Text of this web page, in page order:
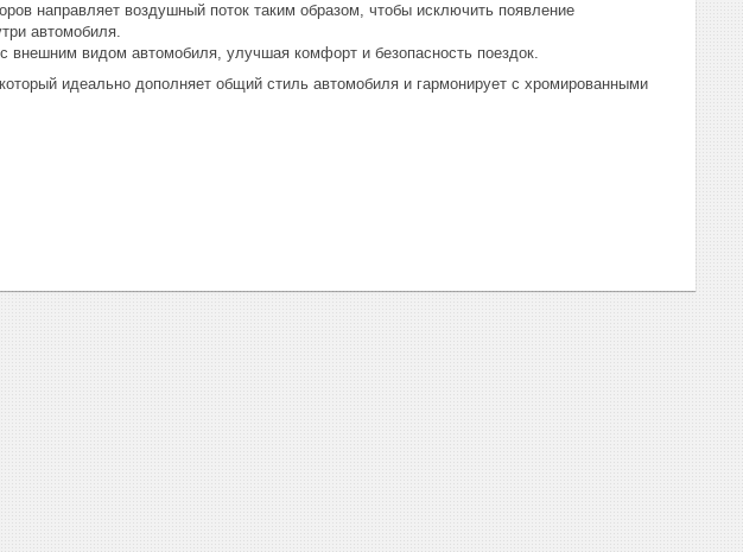
направляет воздушный поток таким образом, чтобы исключить появление
автомобиля.
внешним видом автомобиля, улучшая комфорт и безопасность поездок.
идеально дополняет общий стиль автомобиля и гармонирует с хромированными